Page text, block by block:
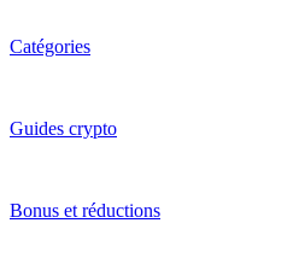
Catégories
Guides crypto
Bonus et réductions